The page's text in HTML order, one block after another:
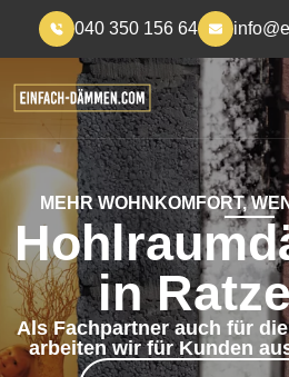
040 350 156 64
MEHR WOHNKOMFORT,
in
Als Fachpartner auch für
arbeiten wir für Kunden